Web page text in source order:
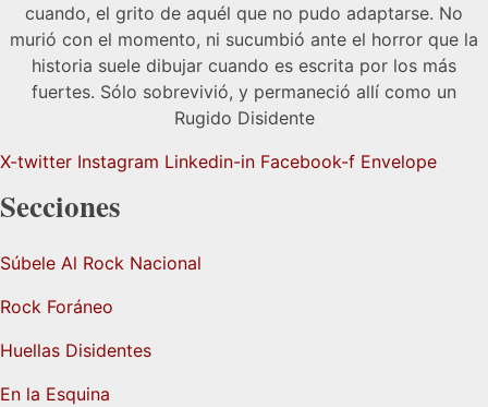
cuando, el grito de aquél que no pudo adaptarse. No
murió con el momento, ni sucumbió ante el horror que la
historia suele dibujar cuando es escrita por los más
fuertes. Sólo sobrevivió, y permaneció allí como un
Rugido Disidente
X-twitter Instagram Linkedin-in Facebook-f Envelope
Secciones
Súbele Al Rock Nacional
Rock Foráneo
Huellas Disidentes
En la Esquina